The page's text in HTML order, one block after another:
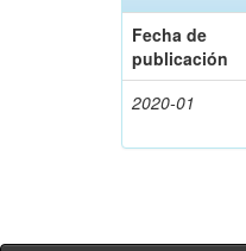
Fecha de
publicación
2020-01